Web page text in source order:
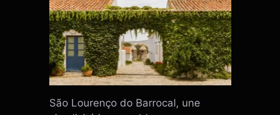
São Lourenço do Barrocal, une